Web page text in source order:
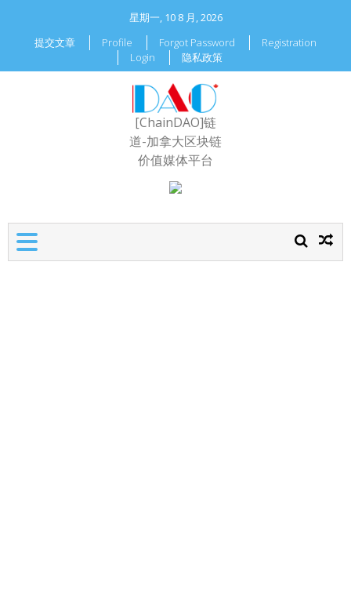
星期一, 10 8 月, 2026
提交文章
Profile Forgot Password
Registration
Login
隐私政策
[ChainDAO]链
道-加拿大区块链
价值媒体平台